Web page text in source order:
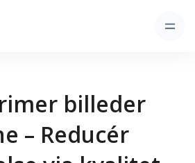
billeder
– Reducér